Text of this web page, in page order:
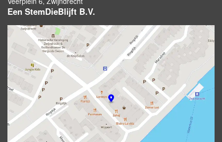
Een StemDieBlijft B.V.